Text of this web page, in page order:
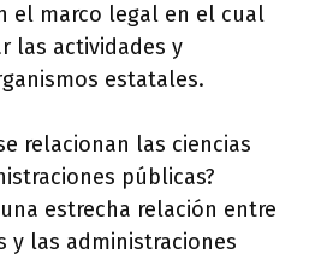
el marco legal en el cual
las actividades y
estatales.
relacionan las ciencias
públicas?
estrecha relación entre
y las administraciones